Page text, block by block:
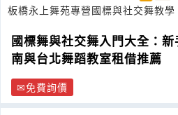
板橋永上舞苑專營國標與社交舞教學
國標舞與社交舞入門大全：
南與台北舞蹈教室租借推薦
免費詢價